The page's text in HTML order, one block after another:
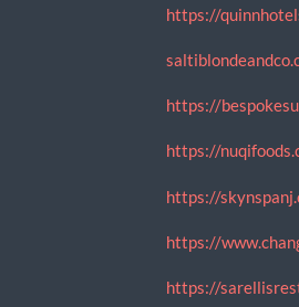
https://
https://
https://
https://
https://
https://